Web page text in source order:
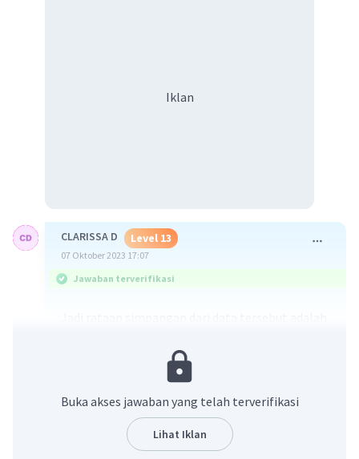
Iklan
CLARISSA D Level 13
07 Oktober 2023 17:07
Jawaban terverifikasi
Buka akses jawaban yang telah terverifikasi
Lihat Iklan